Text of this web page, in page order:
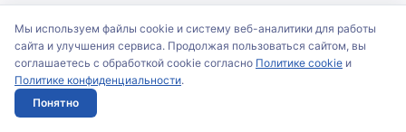
Мы используем файлы cookie и систему веб-аналитики для работы
сайта и улучшения сервиса. Продолжая пользоваться сайтом, вы
соглашаетесь с обработкой cookie согласно Политике cookie и
Политике конфиденциальности.
Понятно